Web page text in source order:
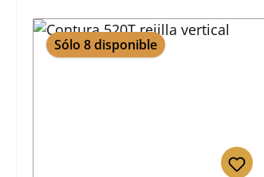
Sólo 8 disponible